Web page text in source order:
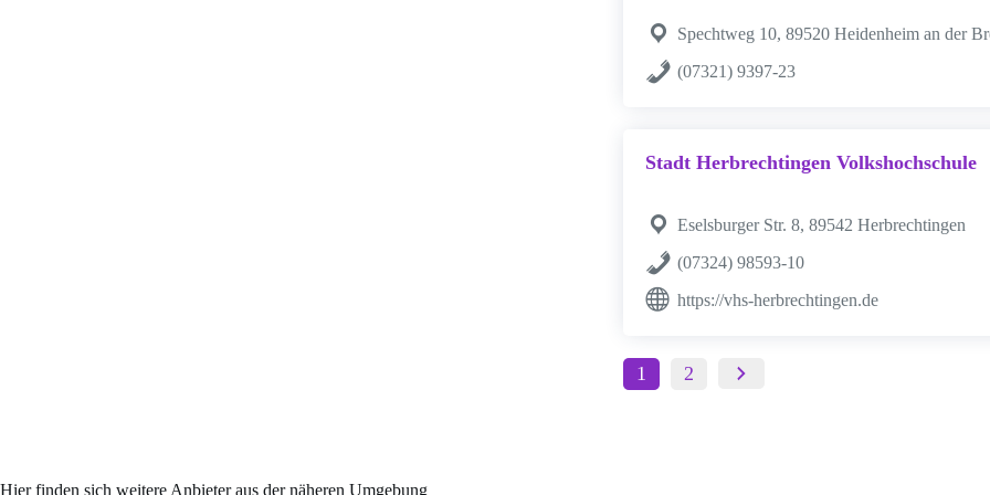
Spechtweg 10, 89520 Heidenheim an der
(07321) 9397-23
Stadt Herbrechtingen Volkshochschule
Eselsburger Str. 8, 89542 Herbrechtingen
(07324) 98593-10
https://vhs-herbrechtingen.de
1 2
Hier finden sich weitere Anbieter aus der näheren Umgebung